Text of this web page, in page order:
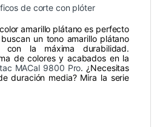
de corte con plóter
amarillo plátano es perfecto
un tono amarillo plátano
la máxima durabilidad.
de colores y acabados en la
MACal 9800 Pro. ¿Necesitas
duración media? Mira la serie